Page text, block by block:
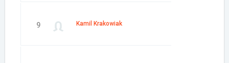
9 Kamil Krakowiak